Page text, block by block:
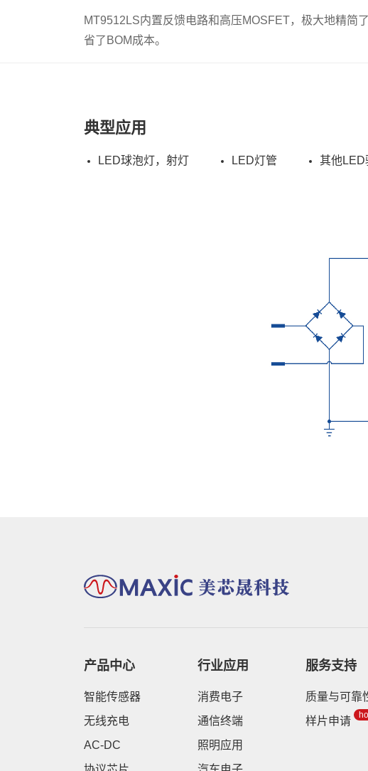
MT9512LS内置反馈电路和高压MOSFET，极大地精简
省了BOM成本。
典型应用
LED球泡灯，射灯 LED灯管 其他LED
产品中心
智能传感器
无线充电
AC-DC
行业应用
消费电子
通信终端
照明应用
服务支持
质量与可靠
样片申请